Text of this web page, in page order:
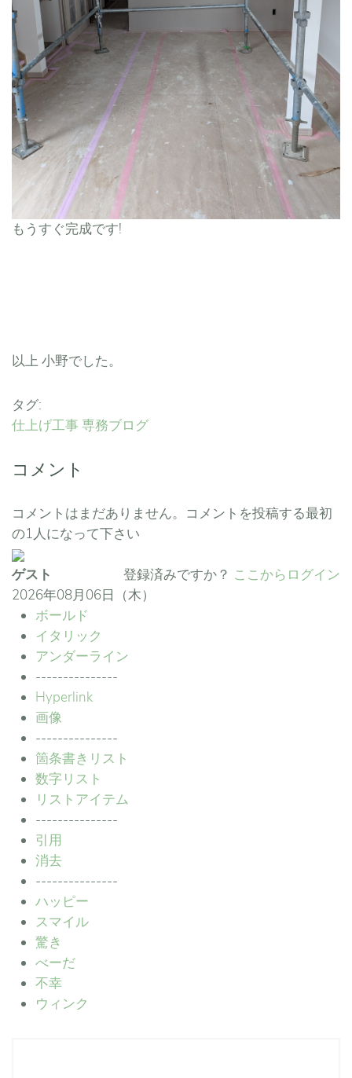
もうすぐ完成です!
以上 小野でした。
タグ:
仕上げ工事 専務ブログ
コメント
コメントはまだありません。コメントを投稿する最初
の1人になって下さい
登録済みですか？ ここからログイン
ゲスト
2026年08月06日（木）
ボールド
イタリック
アンダーライン
---------------
Hyperlink
画像
---------------
箇条書きリスト
数字リスト
リストアイテム
---------------
引用
消去
---------------
ハッピー
スマイル
驚き
べーだ
不幸
ウィンク